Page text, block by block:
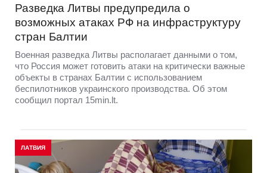
Разведка Литвы предупредила о
возможных атаках РФ на инфраструктуру
стран Балтии
Военная разведка Литвы располагает данными о том,
что Россия может готовить атаки на критически важные
объекты в странах Балтии с использованием
беспилотников украинского производства. Об этом
сообщил портал 15min.lt.
ЛАТВИЯ